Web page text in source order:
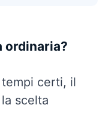
ordinaria?
certi, il
scelta